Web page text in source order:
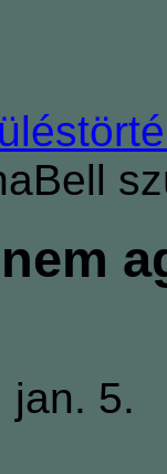
jan. 5.